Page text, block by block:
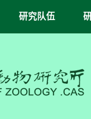
研究队伍